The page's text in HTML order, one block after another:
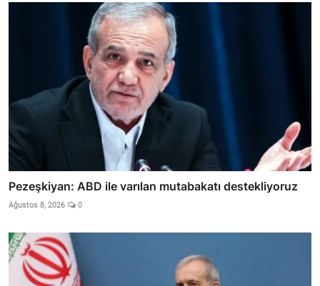
Pezeşkiyan: ABD ile varılan mutabakatı destekliyoruz
Ağustos 8, 2026 0